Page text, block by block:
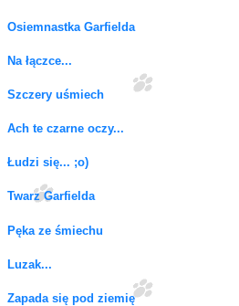
Osiemnastka Garfielda
Na łączce...
Szczery uśmiech
Ach te czarne oczy...
Łudzi się... ;o)
Twarz Garfielda
Pęka ze śmiechu
Luzak...
Zapada się pod ziemię